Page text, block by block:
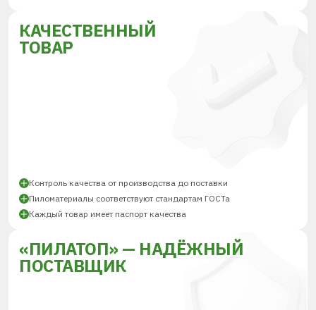
КАЧЕСТВЕННЫЙ
ТОВАР
Контроль качества от производства до поставки
Пиломатериалы соответствуют стандартам ГОСТа
Каждый товар имеет паспорт качества
«ПИЛАТОП» — НАДЁЖНЫЙ
ПОСТАВЩИК